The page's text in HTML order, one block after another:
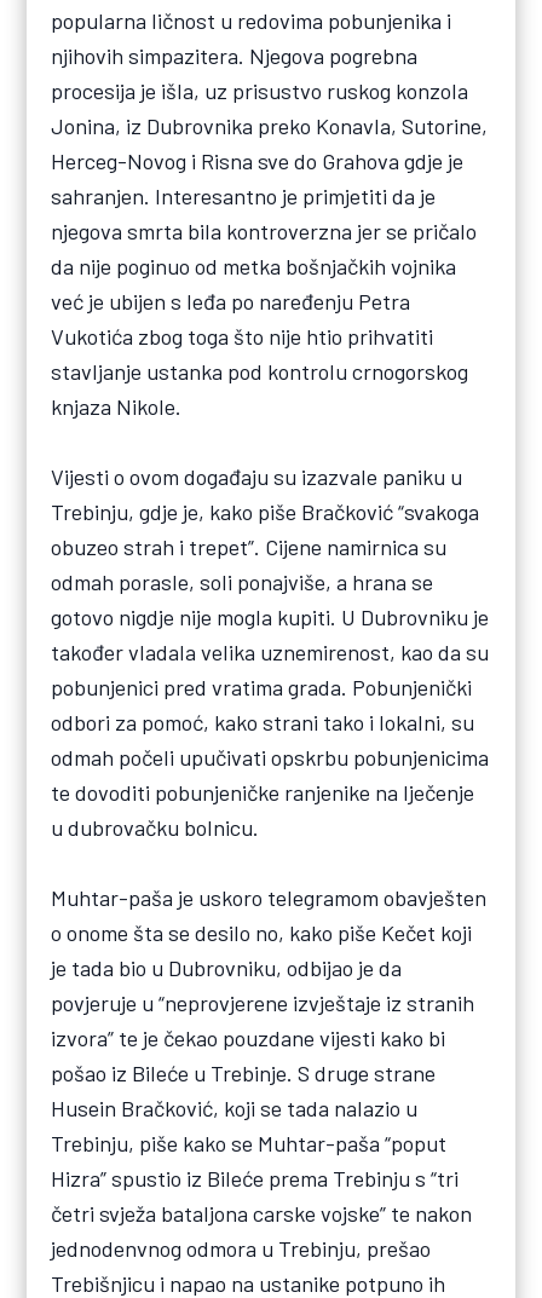
popularna ličnost u redovima pobunjenika i
njihovih simpazitera. Njegova pogrebna
procesija je išla, uz prisustvo ruskog konzola
Jonina, iz Dubrovnika preko Konavla, Sutorine,
Herceg-Novog i Risna sve do Grahova gdje je
sahranjen. Interesantno je primjetiti da je
njegova smrta bila kontroverzna jer se pričalo
da nije poginuo od metka bošnjačkih vojnika
već je ubijen s leđa po naređenju Petra
Vukotića zbog toga što nije htio prihvatiti
stavljanje ustanka pod kontrolu crnogorskog
knjaza Nikole.
Vijesti o ovom događaju su izazvale paniku u
Trebinju, gdje je, kako piše Bračković “svakoga
obuzeo strah i trepet”. Cijene namirnica su
odmah porasle, soli ponajviše, a hrana se
gotovo nigdje nije mogla kupiti. U Dubrovniku je
također vladala velika uznemirenost, kao da su
pobunjenici pred vratima grada. Pobunjenički
odbori za pomoć, kako strani tako i lokalni, su
odmah počeli upučivati opskrbu pobunjenicima
te dovoditi pobunjeničke ranjenike na lječenje
u dubrovačku bolnicu.
Muhtar-paša je uskoro telegramom obavješten
o onome šta se desilo no, kako piše Kečet koji
je tada bio u Dubrovniku, odbijao je da
povjeruje u “neprovjerene izvještaje iz stranih
izvora” te je čekao pouzdane vijesti kako bi
pošao iz Bileće u Trebinje. S druge strane
Husein Bračković, koji se tada nalazio u
Trebinju, piše kako se Muhtar-paša “poput
Hizra” spustio iz Bileće prema Trebinju s “tri
četri svježa bataljona carske vojske” te nakon
jednodenvnog odmora u Trebinju, prešao
Trebišnjicu i napao na ustanike potpuno ih